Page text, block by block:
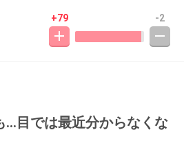
+79 -2
…目では最近分からなくな